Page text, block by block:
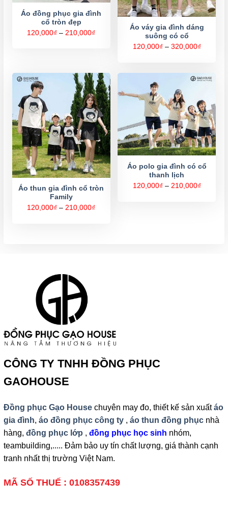
Áo đồng phục gia đình
cổ tròn đẹp
120,000₫ – 210,000₫
Áo váy gia đình dáng
suông có cổ
120,000₫ – 320,000₫Khoảng
Áo thun gia đình cổ tròn
Family
120,000₫ – 210,000₫
Áo polo gia đình có cổ
thanh lịch
120,000₫ – 210,000₫Khoảng
CÔNG TY TNHH ĐỒNG PHỤC
GAOHOUSE
Đồng phục Gạo Housechuyên may đo, thiết kế sản xuấtáo
gia đình, áo đồng phục công ty, áo thun đồng phụcnhà
hàng, đồng phục lớp , đồng phục học sinh nhóm,
teambuilding,..... Đảm bảo uy tín chất lượng, giá thành cạnh
tranh nhất thị trường Việt Nam.
MÃ SỐ THUẾ : 0108357439